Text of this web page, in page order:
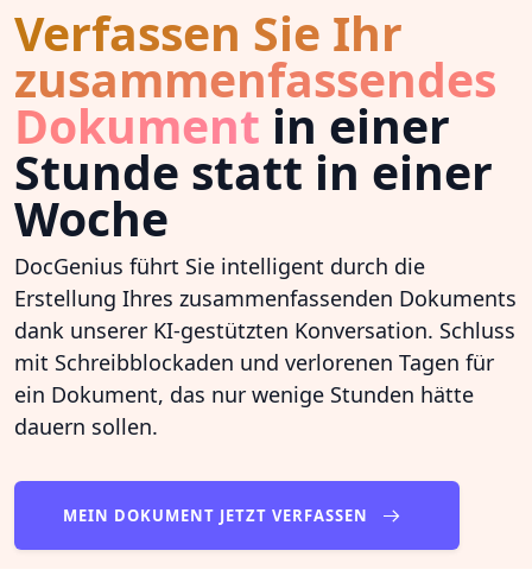
Verfassen Sie Ihr
zusammenfassendes
Dokument in einer
Stunde statt in einer
Woche
DocGenius führt Sie intelligent durch die
Erstellung Ihres zusammenfassenden Dokuments
dank unserer KI-gestützten Konversation. Schluss
mit Schreibblockaden und verlorenen Tagen für
ein Dokument, das nur wenige Stunden hätte
dauern sollen.
MEIN DOKUMENT JETZT VERFASSEN